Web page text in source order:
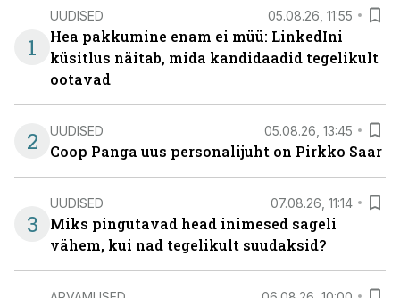
1
UUDISED 05.08.26, 11:55
Hea pakkumine enam ei müü: LinkedIni
küsitlus näitab, mida kandidaadid tegelikult
ootavad
2 UUDISED 05.08.26, 13:45
Coop Panga uus personalijuht on Pirkko Saar
3
UUDISED 07.08.26, 11:14
Miks pingutavad head inimesed sageli
vähem, kui nad tegelikult suudaksid?